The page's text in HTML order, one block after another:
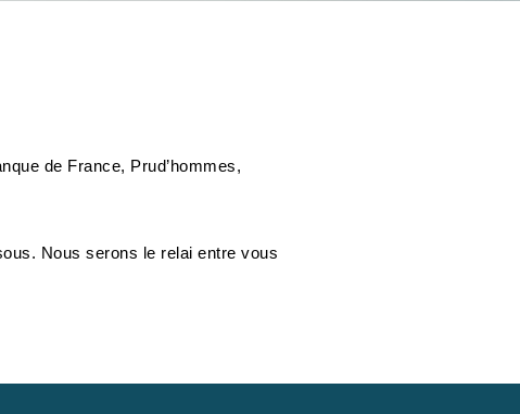
de France, Prud’hommes,
Nous serons le relai entre vous